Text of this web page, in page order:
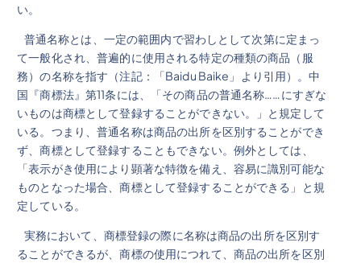
い。
普通名称とは、一定の範囲内で習わしとして次第に定まっ
て一般化され、普遍的に使用される特定の種類の商品（服
務）の名称を指す（注記：「Baidu Baike」より引用）。中
国『商標法』第11条には、「その商品の普通名称……にすぎな
いものは商標として登録することができない。」と規定して
いる。つまり、普通名称は商品の出所を区別することができ
ず、商標として登録することもできない。例外としては、
「表示がき使用により顕著な特徴を備え、容易に識別可能な
ものとなった場合、商標として登録することができる」と規
定している。
実務において、商標登録の際に名称は商品の出所を区別す
ることができるが、商標の使用につれて、商品の出所を区別